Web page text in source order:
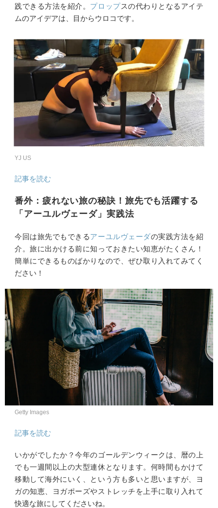
践できる方法を紹介。 プロップスの代わりとなるアイテ
ムのアイデアは、目からウロコです。
YJ US
記事を読む
番外：疲れない旅の秘訣！旅先でも活躍する
「アーユルヴェーダ」実践法
今回は旅先でもできるアーユルヴェーダの実践方法を紹
介。旅に出かける前に知っておきたい知恵がたくさん！
簡単にできるものばかりなので、ぜひ取り入れてみてく
ださい！
Getty Images
記事を読む
いかがでしたか？今年のゴールデンウィークは、暦の上
でも一週間以上の大型連休となります。何時間もかけて
移動して海外にいく、という方も多いと思いますが、ヨ
ガの知恵、ヨガポーズやストレッチを上手に取り入れて
快適な旅にしてくださいね。